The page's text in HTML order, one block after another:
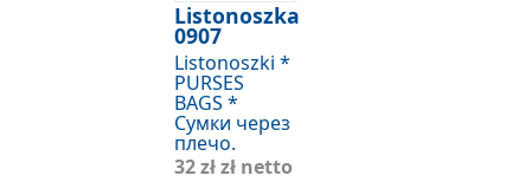
Listonoszka
0907
Listonoszki *
PURSES
BAGS *
Сумки через
плечо.
32 złzł netto